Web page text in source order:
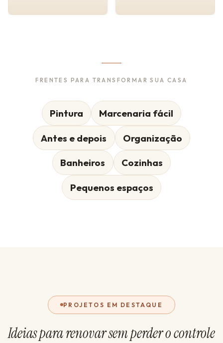
FRENTES PARA TRANSFORMAR SUA CASA
Pintura Marcenaria fácil
Antes e depois Organização
Banheiros Cozinhas
Pequenos espaços
PROJETOS EM DESTAQUE
Ideias para renovar sem perder o controle